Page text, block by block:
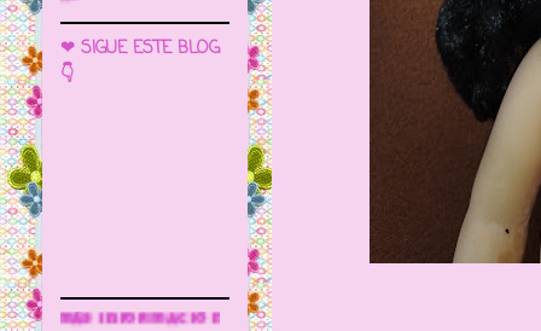
❤ SIGUE ESTE BLOG
👇
Sigue este blog para más información